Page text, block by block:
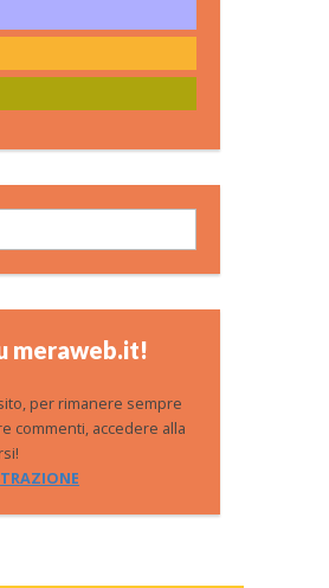
meraweb.it!
per rimanere sempre
commenti, accedere alla